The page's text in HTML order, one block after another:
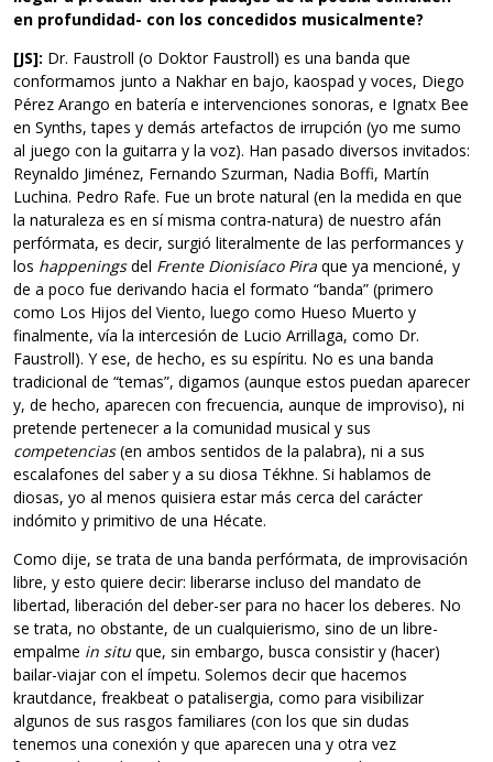
en profundidad- con los concedidos musicalmente?
[JS]: Dr. Faustroll (o Doktor Faustroll) es una banda que
conformamos junto a Nakhar en bajo, kaospad y voces, Diego
Pérez Arango en batería e intervenciones sonoras, e Ignatx Bee
en Synths, tapes y demás artefactos de irrupción (yo me sumo
al juego con la guitarra y la voz). Han pasado diversos invitados:
Reynaldo Jiménez, Fernando Szurman, Nadia Boffi, Martín
Luchina. Pedro Rafe. Fue un brote natural (en la medida en que
la naturaleza es en sí misma contra-natura) de nuestro afán
perfórmata, es decir, surgió literalmente de las performances y
los happeningsdel Frente Dionisíaco Pira que ya mencioné, y
de a poco fue derivando hacia el formato “banda” (primero
como Los Hijos del Viento, luego como Hueso Muerto y
finalmente, vía la intercesión de Lucio Arrillaga, como Dr.
Faustroll). Y ese, de hecho, es su espíritu. No es una banda
tradicional de “temas”, digamos (aunque estos puedan aparecer
y, de hecho, aparecen con frecuencia, aunque de improviso), ni
pretende pertenecer a la comunidad musical y sus
competencias(en ambos sentidos de la palabra), ni a sus
escalafones del saber y a su diosa Tékhne. Si hablamos de
diosas, yo al menos quisiera estar más cerca del carácter
indómito y primitivo de una Hécate.
Como dije, se trata de una banda perfórmata, de improvisación
libre, y esto quiere decir: liberarse incluso del mandato de
libertad, liberación del deber-ser para no hacer los deberes. No
se trata, no obstante, de un cualquierismo, sino de un libre-
empalme in situque, sin embargo, busca consistir y (hacer)
bailar-viajar con el ímpetu. Solemos decir que hacemos
krautdance, freakbeat o patalisergia, como para visibilizar
algunos de sus rasgos familiares (con los que sin dudas
tenemos una conexión y que aparecen una y otra vez